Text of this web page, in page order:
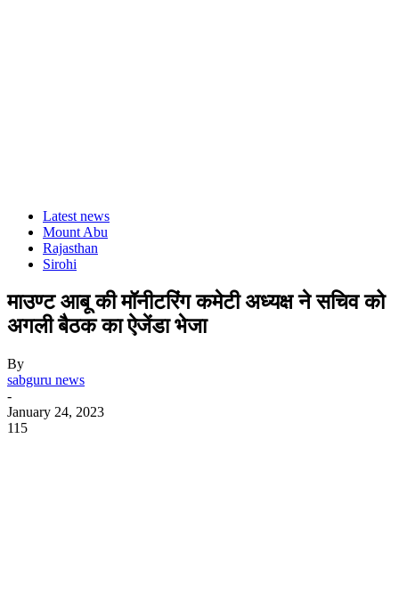
Latest news
Mount Abu
Rajasthan
Sirohi
माउण्ट आबू की मॉनीटरिंग कमेटी अध्यक्ष ने सचिव को
अगली बैठक का ऐजेंडा भेजा
By
sabguru news
-
January 24, 2023
115